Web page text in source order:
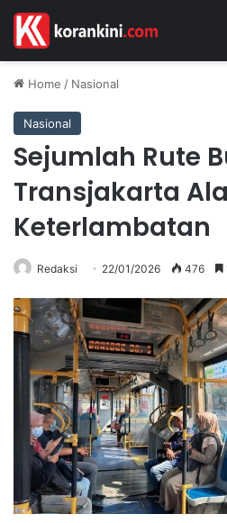
Home / Nasional
Nasional
Sejumlah Rute
Transjakarta
Keterlambatan
Redaksi 22/01/2026 476